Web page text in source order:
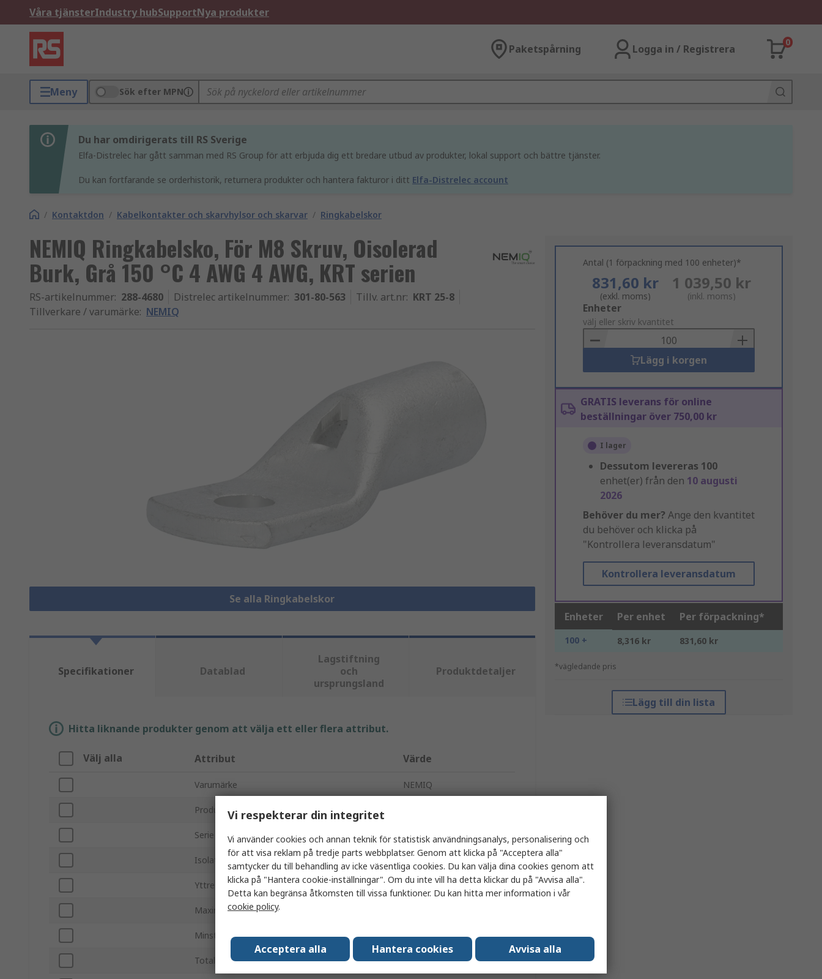
Våra tjänsterIndustry hubSupportNya produkter
Paketspårning Logga in / Registrera
0
Meny Sök efter MPN
Du har omdirigerats till RS Sverige
Elfa-Distrelec har gått samman med RS Group för att erbjuda dig ett bredare utbud av produkter, lokal support och bättre tjänster.
Du kan fortfarande se orderhistorik, returnera produkter och hantera fakturor i ditt Elfa-Distrelec account
/ Kontaktdon / Kabelkontakter och skarvhylsor och skarvar / Ringkabelskor
NEMIQ Ringkabelsko, För M8 Skruv, Oisolerad
Burk, Grå 150 °C 4 AWG 4 AWG, KRT serien
RS-artikelnummer: 288-4680 Distrelec artikelnummer: 301-80-563 Tillv. art.nr: KRT 25-8
Tillverkare / varumärke: NEMIQ
Se alla Ringkabelskor
Antal (1 förpackning med 100 enheter)*
831,60 kr
(exkl. moms)
1 039,50 kr
(inkl. moms)
Add
to
Basket
Enheter
välj eller skriv kvantitet
Lägg i korgen
GRATIS leverans för online
beställningar över 750,00 kr
I lager
Dessutom levereras 100
enhet(er) från den 10 augusti
2026
Behöver du mer? Ange den kvantitet
du behöver och klicka på
"Kontrollera leveransdatum"
Kontrollera leveransdatum
Enheter Per enhet Per förpackning*
100 + 8,316 kr 831,60 kr
*vägledande pris
Lägg till din lista
Specifikationer Datablad
Lagstiftning
och
ursprungsland
Produktdetaljer
Hitta liknande produkter genom att välja ett eller flera attribut.
Välj alla Attribut Värde
Varumärke NEMIQ
Produkttyp
Serie KRT
Isolation Oisolerad
Yttre ringdiameter 15mm
Maximal ledarstorlek AWG
Minsta ledarstorlek AWG 4AWG
Total längd 40.5mm
Vi respekterar din integritet
Vi använder cookies och annan teknik för statistisk användningsanalys, personalisering och
för att visa reklam på tredje parts webbplatser. Genom att klicka på "Acceptera alla"
samtycker du till behandling av icke väsentliga cookies. Du kan välja dina cookies genom att
klicka på "Hantera cookie-inställningar". Om du inte vill ha detta klickar du på "Avvisa alla".
Detta kan begränsa åtkomsten till vissa funktioner. Du kan hitta mer information i vår
cookie policy.
Acceptera alla Hantera cookies Avvisa alla